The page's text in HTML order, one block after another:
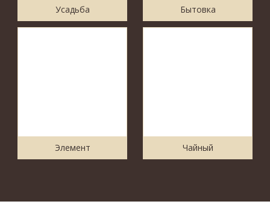
Усадьба Бытовка
Элемент Чайный